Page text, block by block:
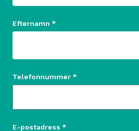
Efternamn *
Telefonnummer *
E-postadress *